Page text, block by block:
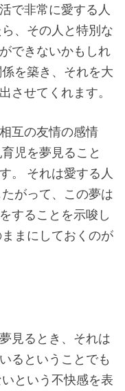
で非常に愛する人
、その人と特別な
できないかもしれ
を築き、それを大
させてくれます。
互の友情の感情
児を夢見ること
。 それは愛する人
がって、この夢は
することを示唆し
まにしておくのが
見るとき、それは
るということでも
という不快感を表